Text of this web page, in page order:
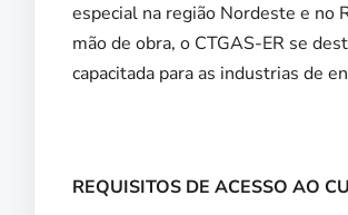
especial na região Nordeste e no
mão de obra, o CTGAS-ER se
capacitada para as industrias de
REQUISITOS DE ACESSO AO